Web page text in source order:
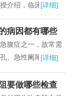
介绍，临床中发
[详细]
病因都有哪些
腹症之一，故常需
、急性阑尾炎或阑
[详细]
要做哪些检查